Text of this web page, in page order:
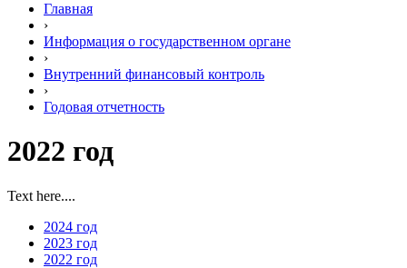
Главная
›
Информация о государственном органе
›
Внутренний финансовый контроль
›
Годовая отчетность
2022 год
Text here....
2024 год
2023 год
2022 год